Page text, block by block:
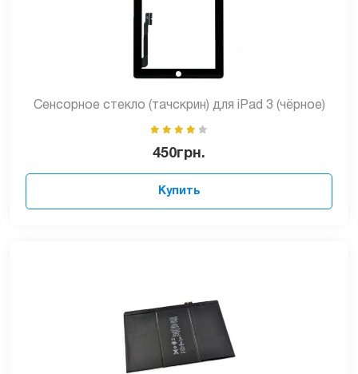
Сенсорное стекло (тачскрин) для iPad 3 (чёрное)
450грн.
Купить